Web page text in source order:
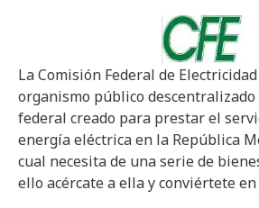
La Comisión Federal de Electricidad
organismo público
federal creado para prestar el
energía eléctrica en la República
cual necesita de una serie de
ello acércate a ella y conviértete en